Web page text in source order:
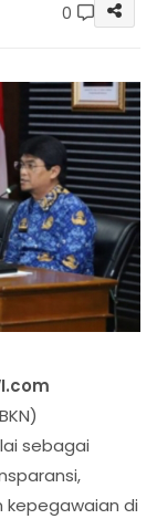
0
sebagai
kepegawaian di